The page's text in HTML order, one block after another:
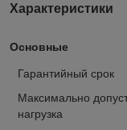
Характеристики
Основные
Гарантийный срок
Максимально
нагрузка